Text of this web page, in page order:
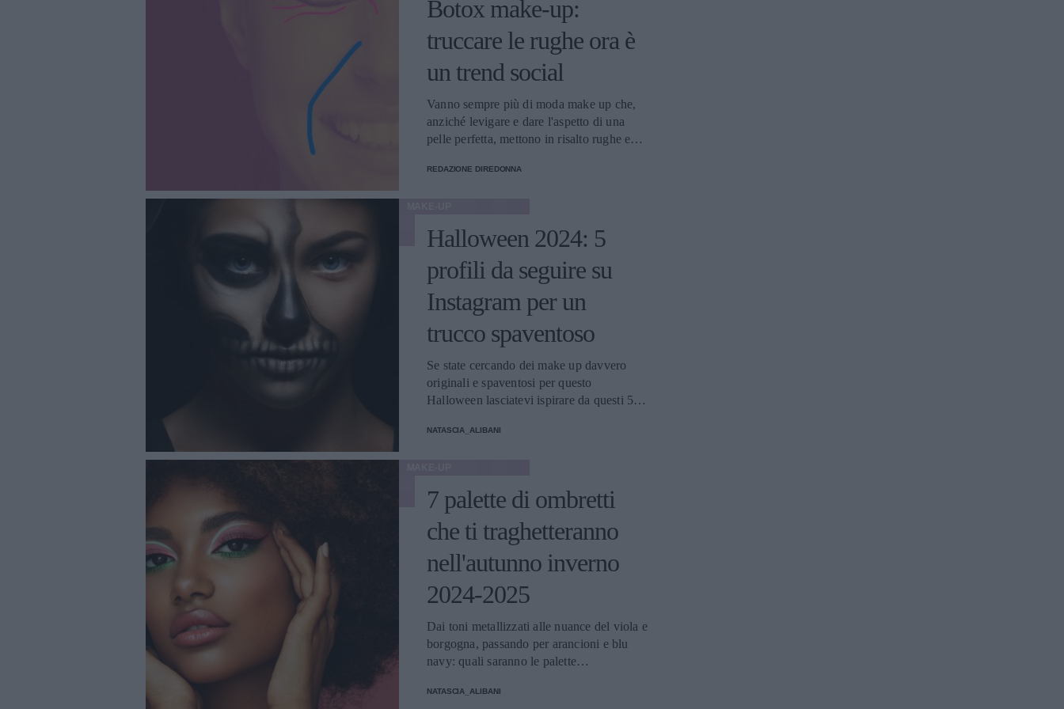
Botox make-up:
truccare le rughe ora è
un trend social
Vanno sempre più di moda make up che,
anziché levigare e dare l'aspetto di una
pelle perfetta, mettono in risalto rughe e
lips e anti-Botox make-up.
REDAZIONE DIREDONNA
Halloween 2024: 5
profili da seguire su
Instagram per un
trucco spaventoso
Se state cercando dei make up davvero
originali e spaventosi per questo
Halloween lasciatevi ispirare da questi 5
creazioni.
NATASCIA_ALIBANI
7 palette di ombretti
che ti traghetteranno
nell'autunno inverno
2024-2025
Dai toni metallizzati alle nuance del viola e
borgogna, passando per arancioni e blu
navy: quali saranno le palette
autunno-inverno?
NATASCIA_ALIBANI